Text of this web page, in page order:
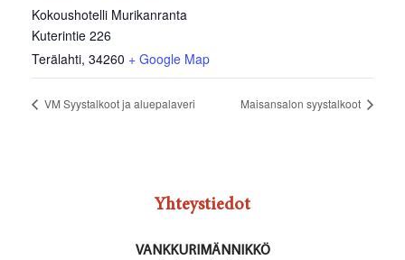
Kokoushotelli Murikanranta
Kuterintie 226
Terälahti, 34260 + Google Map
VM Syystalkoot ja aluepalaveri Maisansalon syystalkoot
Yhteystiedot
VANKKURIMÄNNIKKÖ